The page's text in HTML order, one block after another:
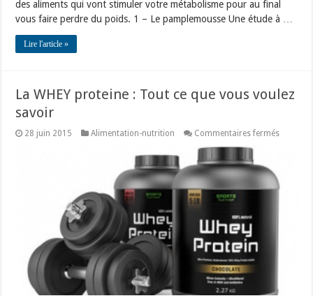
des aliments qui vont stimuler votre métabolisme pour au final
vous faire perdre du poids. 1 – Le pamplemousse Une étude à …
Lire l'article »
La WHEY proteine : Tout ce que vous voulez
savoir
28 juin 2015 Alimentation-nutrition Commentaires ferméssur
Tout
ce